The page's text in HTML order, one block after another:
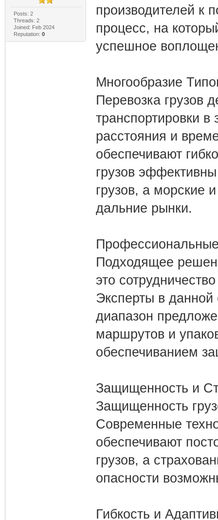
Posts: 2
Threads: 2
Joined: Feb 2024
Reputation: 0
производителей к
процесс, на
успешное
Многообразие
Перевозка грузов
транспортировки в
расстояния и
обеспечивают
грузов
грузов, а морские
дальние рынки.
Подходящее
это
Эксперты в данной
диапазон
маршрутов и
обеспечиванием
Защищенность и
Защищенность
Современные
обеспечивают
грузов, а
опасности
Гибкость и